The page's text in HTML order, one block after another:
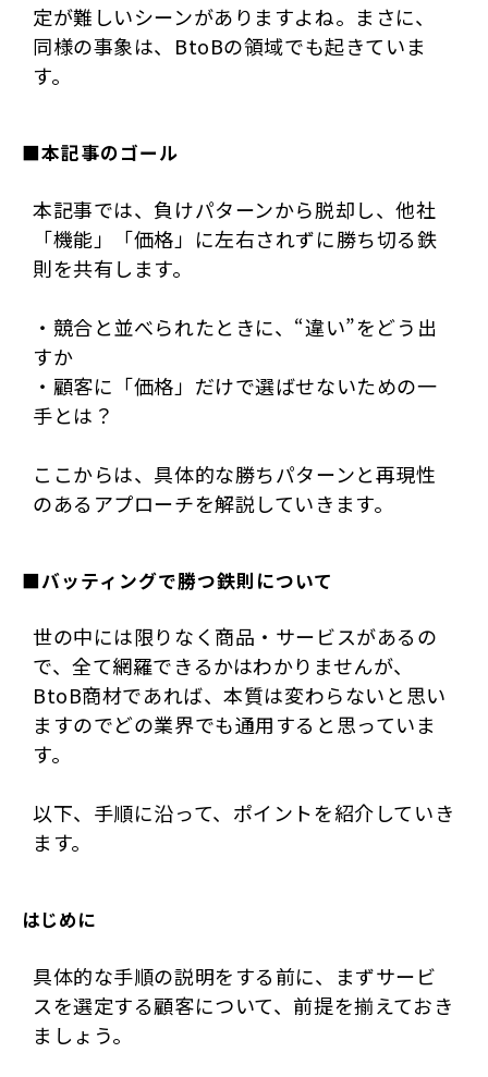
定が難しいシーンがありますよね。まさに、
同様の事象は、BtoBの領域でも起きていま
す。
■本記事のゴール
本記事では、負けパターンから脱却し、他社
「機能」「価格」に左右されずに勝ち切る鉄
則を共有します。
・競合と並べられたときに、“違い”をどう出
すか
・顧客に「価格」だけで選ばせないための一
手とは？
ここからは、具体的な勝ちパターンと再現性
のあるアプローチを解説していきます。
■バッティングで勝つ鉄則について
世の中には限りなく商品・サービスがあるの
で、全て網羅できるかはわかりませんが、
BtoB商材であれば、本質は変わらないと思い
ますのでどの業界でも通用すると思っていま
す。
以下、手順に沿って、ポイントを紹介していき
ます。
はじめに
具体的な手順の説明をする前に、まずサービ
スを選定する顧客について、前提を揃えておき
ましょう。